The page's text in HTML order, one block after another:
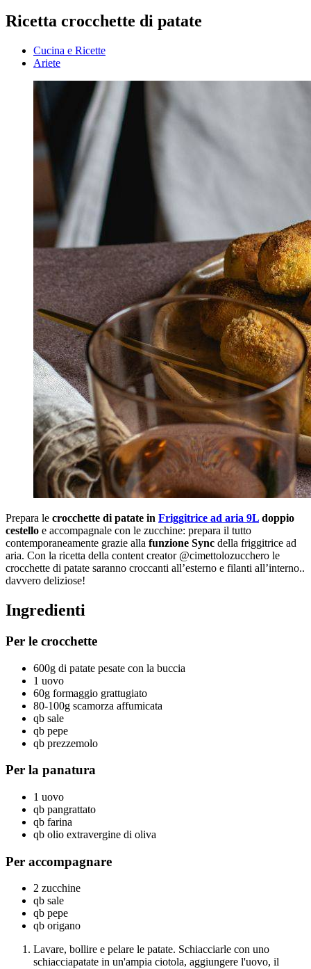
Ricetta crocchette di patate
Cucina e Ricette
Ariete
Prepara le crocchette di patate in Friggitrice ad aria 9L doppio
cestello e accompagnale con le zucchine: prepara il tutto
contemporaneamente grazie alla funzione Sync della friggitrice ad
aria. Con la ricetta della content creator @cimettolozucchero le
crocchette di patate saranno croccanti all’esterno e filanti all’interno..
davvero deliziose!
Ingredienti
Per le crocchette
600g di patate pesate con la buccia
1 uovo
60g formaggio grattugiato
80-100g scamorza affumicata
qb sale
qb pepe
qb prezzemolo
Per la panatura
1 uovo
qb pangrattato
qb farina
qb olio extravergine di oliva
Per accompagnare
2 zucchine
qb sale
qb pepe
qb origano
Lavare, bollire e pelare le patate. Schiacciarle con uno
schiacciapatate in un'ampia ciotola, aggiungere l'uovo, il